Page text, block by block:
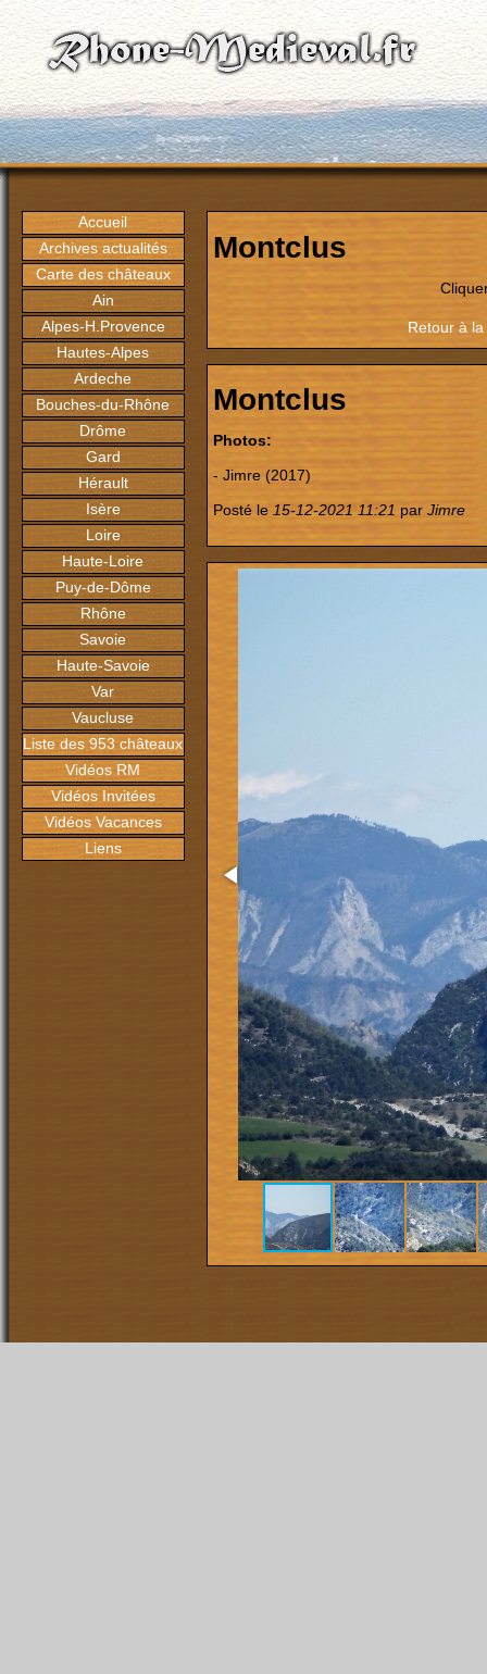
Accueil
Archives actualités
Carte des châteaux
Ain
Alpes-H.Provence
Hautes-Alpes
Ardeche
Bouches-du-Rhône
Drôme
Gard
Hérault
Isère
Loire
Haute-Loire
Puy-de-Dôme
Rhône
Savoie
Haute-Savoie
Var
Vaucluse
Liste des 953 châteaux
Vidéos RM
Vidéos Invitées
Vidéos Vacances
Liens
Montclus
Retour à
Montclus
Photos:
- Jimre (2017)
Posté le 15-12-2021 11:21 par Jimre